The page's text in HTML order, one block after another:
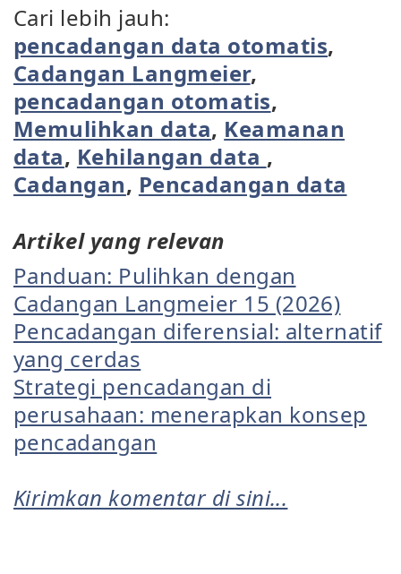
Cari lebih jauh:
pencadangan data otomatis,
Cadangan Langmeier,
pencadangan otomatis,
Memulihkan data, Keamanan
data, Kehilangan data ,
Cadangan, Pencadangan data
Artikel yang relevan
Panduan: Pulihkan dengan
Cadangan Langmeier 15 (2026)
Pencadangan diferensial: alternatif
yang cerdas
Strategi pencadangan di
perusahaan: menerapkan konsep
pencadangan
Kirimkan komentar di sini...